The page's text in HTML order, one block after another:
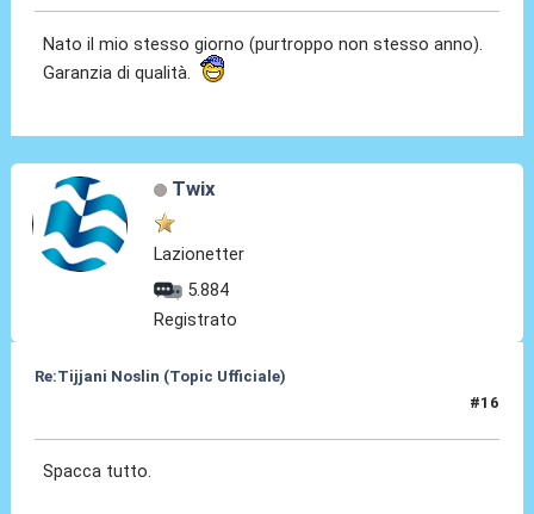
Nato il mio stesso giorno (purtroppo non stesso anno).
Garanzia di qualità.
Twix
Lazionetter
5.884
Registrato
Re:Tijjani Noslin (Topic Ufficiale)
#16
Spacca tutto.